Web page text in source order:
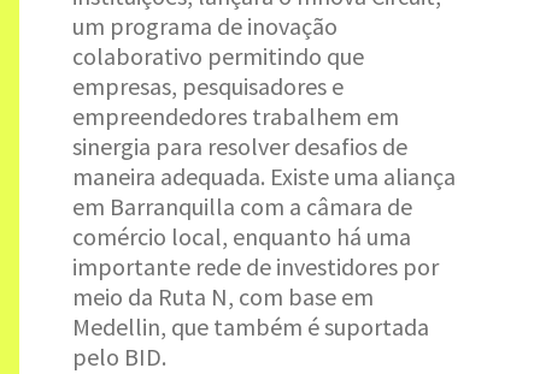
um programa de inovação
colaborativo permitindo que
empresas, pesquisadores e
empreendedores trabalhem em
sinergia para resolver desafios de
maneira adequada. Existe uma aliança
em Barranquilla com a câmara de
comércio local, enquanto há uma
importante rede de investidores por
meio da Ruta N, com base em
Medellin, que também é suportada
pelo BID.